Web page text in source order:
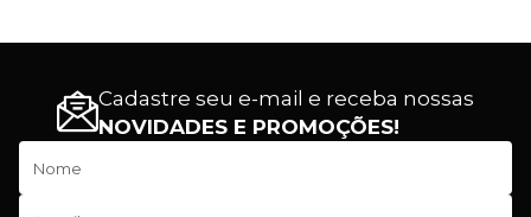
Cadastre seu e-mail e receba nossas
NOVIDADES E PROMOÇÕES!